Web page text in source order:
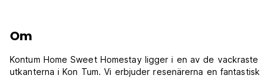
Om
Kontum Home Sweet Homestay ligger i en av de vackraste
utkanterna i Kon Tum. Vi erbjuder resenärerna en fantastisk